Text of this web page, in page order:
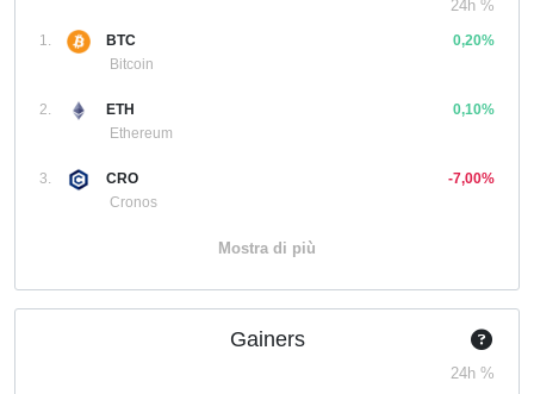
24h %
1.
BTC
Bitcoin
0,20%
2.
ETH
Ethereum
0,10%
3.
CRO
Cronos
-7,00%
Mostra di più
Gainers
24h %